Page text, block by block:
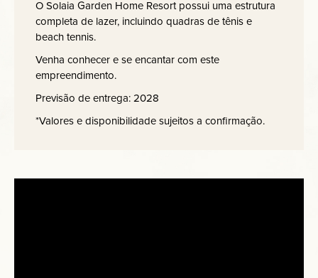
O Solaia Garden Home Resort possui uma estrutura
completa de lazer, incluindo quadras de tênis e
beach tennis.
Venha conhecer e se encantar com este
empreendimento.
Previsão de entrega: 2028
*Valores e disponibilidade sujeitos a confirmação.